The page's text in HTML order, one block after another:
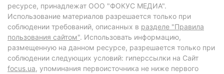
ресурсе, принадлежат ООО "ФОКУС МЕДИА".
Использование материалов разрешается только при
соблюдении требований, описанных в разделе "Правила
пользования сайтом". Использовать информацию,
размещенную на данном ресурсе, разрешается только при
соблюдении следующих условий: гиперссылки на Сайт
focus.ua, упоминания первоисточника не ниже первого